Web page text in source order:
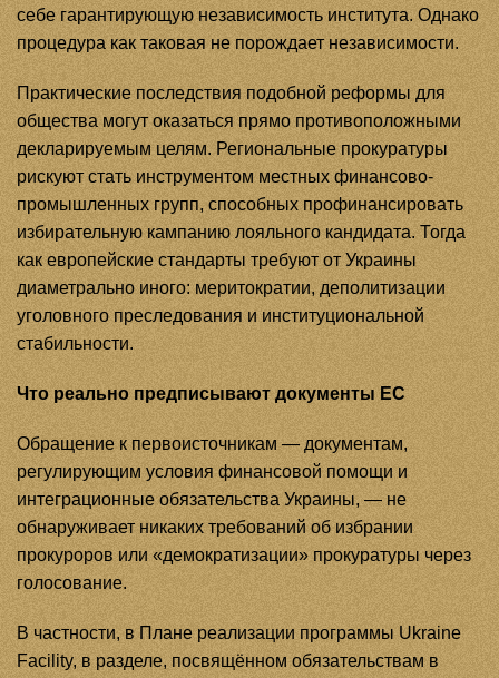
себе гарантирующую независимость института. Однако
процедура как таковая не порождает независимости.
Практические последствия подобной реформы для
общества могут оказаться прямо противоположными
декларируемым целям. Региональные прокуратуры
рискуют стать инструментом местных финансово-
промышленных групп, способных профинансировать
избирательную кампанию лояльного кандидата. Тогда
как европейские стандарты требуют от Украины
диаметрально иного: меритократии, деполитизации
уголовного преследования и институциональной
стабильности.
Что реально предписывают документы ЕС
Обращение к первоисточникам — документам,
регулирующим условия финансовой помощи и
интеграционные обязательства Украины, — не
обнаруживает никаких требований об избрании
прокуроров или «демократизации» прокуратуры через
голосование.
В частности, в Плане реализации программы Ukraine
Facility, в разделе, посвящённом обязательствам в